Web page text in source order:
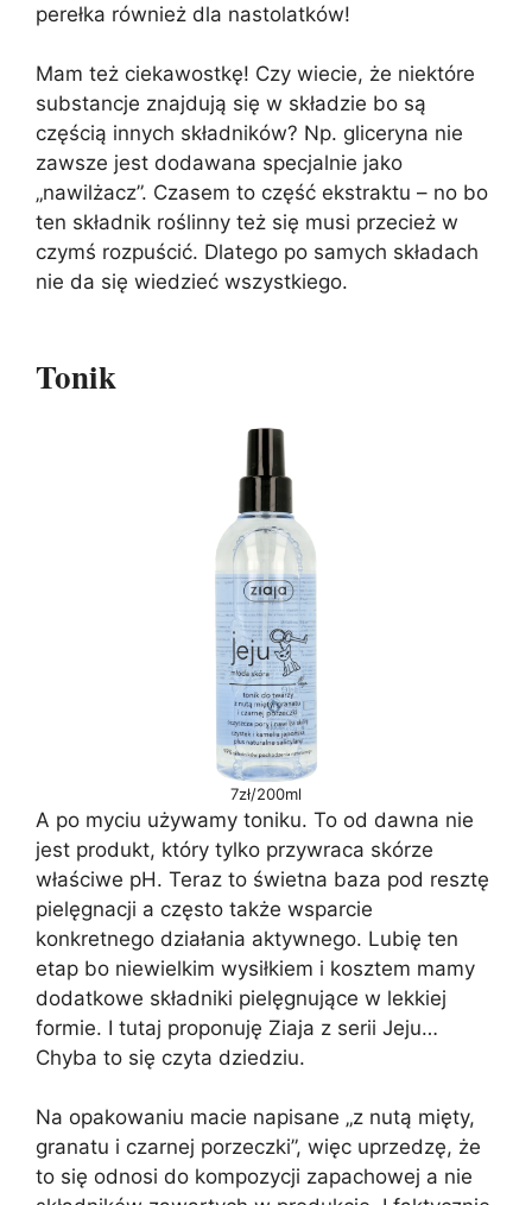
perełka również dla nastolatków!
Mam też ciekawostkę! Czy wiecie, że niektóre
substancje znajdują się w składzie bo są
częścią innych składników? Np. gliceryna nie
zawsze jest dodawana specjalnie jako
„nawilżacz”. Czasem to część ekstraktu – no bo
ten składnik roślinny też się musi przecież w
czymś rozpuścić. Dlatego po samych składach
nie da się wiedzieć wszystkiego.
Tonik
7zł/200ml
A po myciu używamy toniku. To od dawna nie
jest produkt, który tylko przywraca skórze
właściwe pH. Teraz to świetna baza pod resztę
pielęgnacji a często także wsparcie
konkretnego działania aktywnego. Lubię ten
etap bo niewielkim wysiłkiem i kosztem mamy
dodatkowe składniki pielęgnujące w lekkiej
formie. I tutaj proponuję Ziaja z serii Jeju…
Chyba to się czyta dziedziu.
Na opakowaniu macie napisane „z nutą mięty,
granatu i czarnej porzeczki”, więc uprzedzę, że
to się odnosi do kompozycji zapachowej a nie